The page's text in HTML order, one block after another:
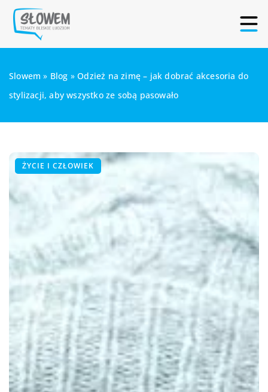
Slowem » Blog »Odzież na zimę – jak dobrać akcesoria do
stylizacji, aby wszystko ze sobą pasowało
ŻYCIE I CZŁOWIEK